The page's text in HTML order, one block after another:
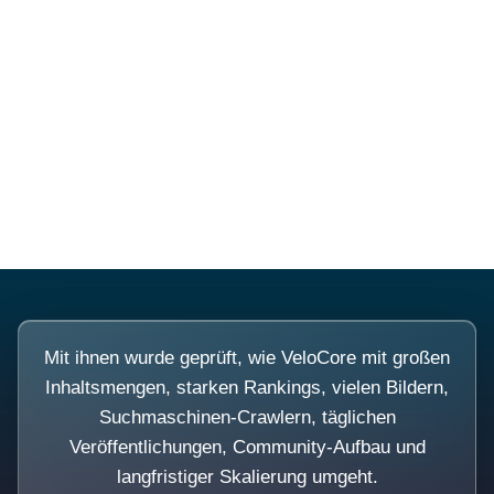
Mit ihnen wurde geprüft, wie VeloCore mit großen
Inhaltsmengen, starken Rankings, vielen Bildern,
Suchmaschinen-Crawlern, täglichen
Veröffentlichungen, Community-Aufbau und
langfristiger Skalierung umgeht.